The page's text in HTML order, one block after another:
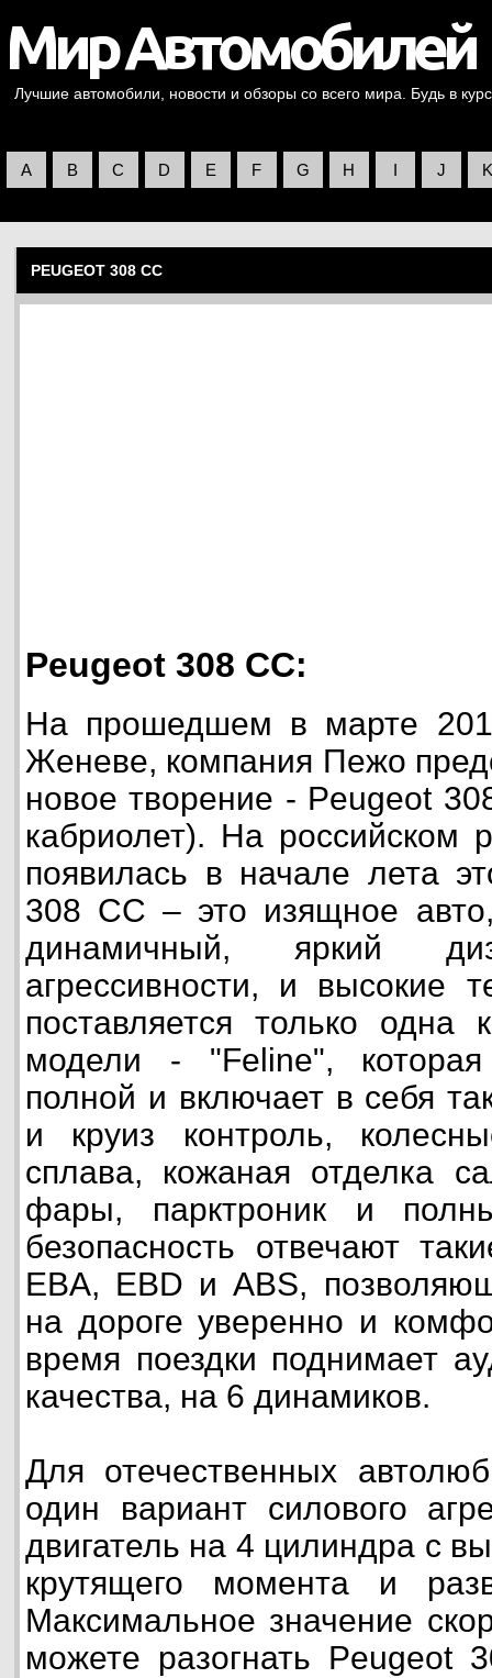
Лучшие автомобили, новости и обзоры со всего мира. Будь в
A B C D E F G H I J K
PEUGEOT 308 CC
Peugeot 308 CC:
На прошедшем в марте
Женеве, компания Пежо
новое творение - Peugeot
кабриолет). На российском
появилась в начале лета
308 CC – это изящное
динамичный, яркий
агрессивности, и высокие
поставляется только одна
модели - "Feline", которая
полной и включает в себя
и круиз контроль,
сплава, кожаная отделка
фары, парктроник и
безопасность отвечают
EBA, EBD и ABS,
на дороге уверенно и
время поездки поднимает
качества, на 6 динамиков.
Для отечественных
один вариант силового
двигатель на 4 цилиндра с
крутящего момента и
Максимальное значение
можете разогнать Peugeot